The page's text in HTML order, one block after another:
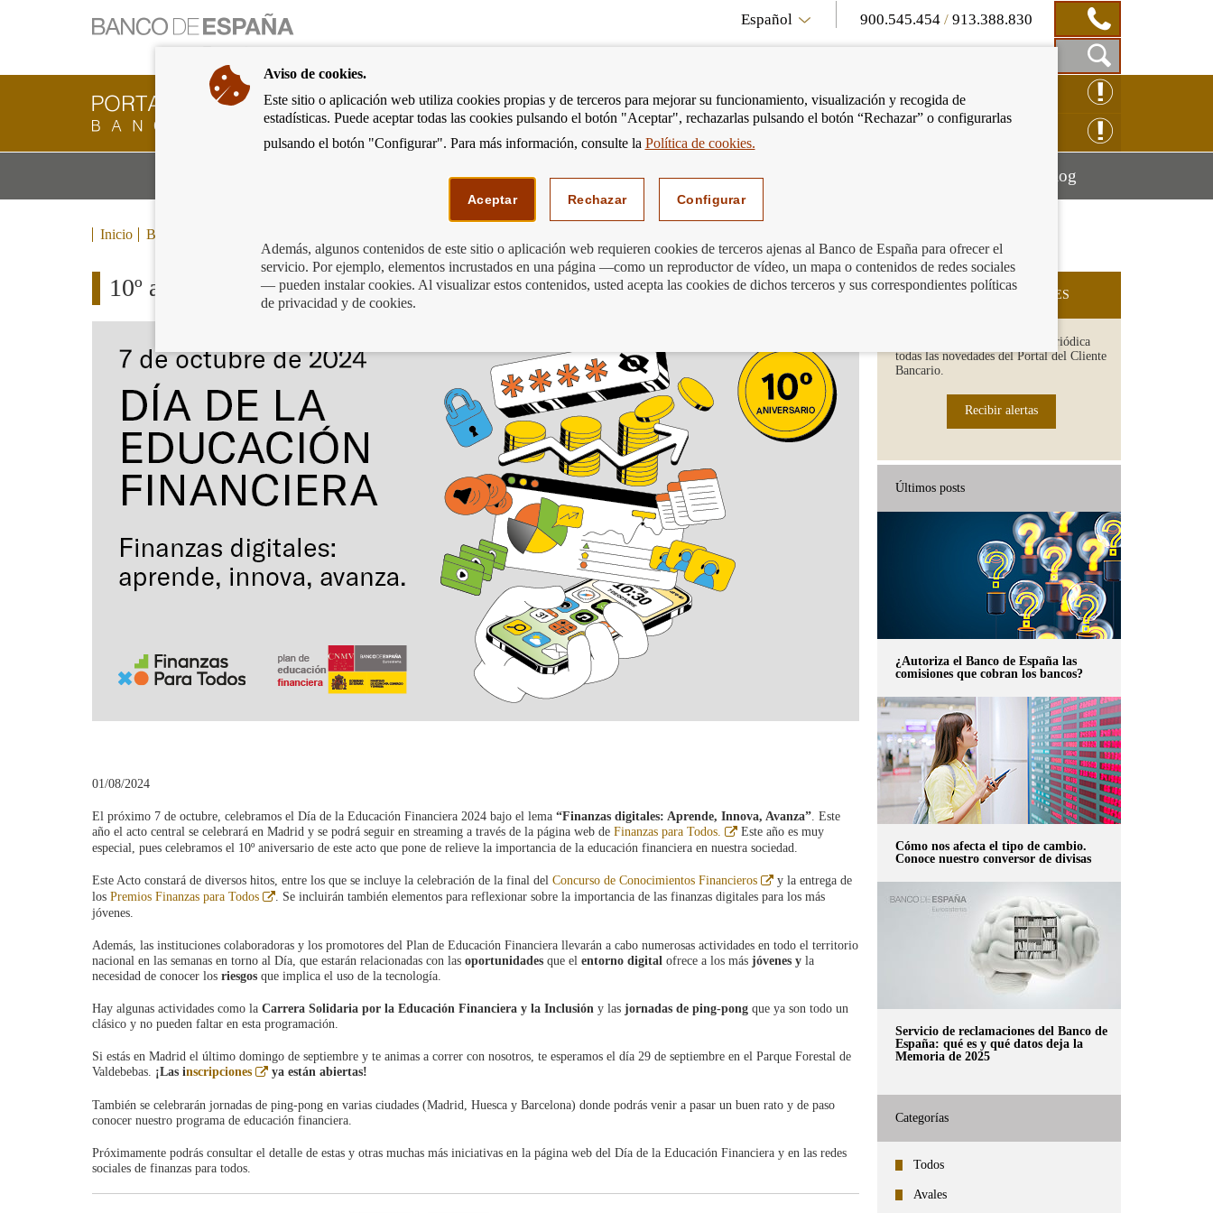
Ir
a
página
de
inicio
del
Español 900.545.454 /913.388.830
Mostrar
Caja
de
Búsqueda
Cliente
Bancario
Banco
ir
a
RECLAMACIÓN ONLINE
Podemos ayudarte Mostrar
menú
BlogMostrar
Inicio Blog
10º aniversario del Día de la Educación Financiera
01/08/2024
El próximo 7 de octubre, celebramos el Día de la Educación Financiera 2024 bajo el lema “Finanzas digitales: Aprende, Innova, Avanza”. Este
año el acto central se celebrará en Madrid y se podrá seguir en streaming a través de la página web de Finanzas para Todos.
Abre
en
ventana
Este año es muy
especial, pues celebramos el 10º aniversario de este acto que pone de relieve la importancia de la educación financiera en nuestra sociedad.
Este Acto constará de diversos hitos, entre los que se incluye la celebración de la final del Concurso de Conocimientos Financieros
Abre
en
ventana
y la entrega de
los Premios Finanzas para Todos
Abre
. Se incluirán también elementos para reflexionar sobre la importancia de las finanzas digitales para los más
jóvenes.
Además, las instituciones colaboradoras y los promotores del Plan de Educación Financiera llevarán a cabo numerosas actividades en todo el territorio
nacional en las semanas en torno al Día, que estarán relacionadas con las oportunidades que el entorno digital ofrece a los más jóvenes y la
necesidad de conocer los riesgos que implica el uso de la tecnología.
Hay algunas actividades como la Carrera Solidaria por la Educación Financiera y la Inclusión y las jornadas de ping-pong que ya son todo un
clásico y no pueden faltar en esta programación.
Si estás en Madrid el último domingo de septiembre y te animas a correr con nosotros, te esperamos el día 29 de septiembre en el Parque Forestal de
Valdebebas. ¡Las inscripciones
Abre
en
nueva
ya están abiertas!
También se celebrarán jornadas de ping-pong en varias ciudades (Madrid, Huesca y Barcelona) donde podrás venir a pasar un buen rato y de paso
conocer nuestro programa de educación financiera.
Próximamente podrás consultar el detalle de estas y otras muchas más iniciativas en la página web del Día de la Educación Financiera y en las redes
sociales de finanzas para todos.
SUSCRIPCIÓN A NOVEDADES
Recibe en tu email de forma periódica
todas las novedades del Portal del Cliente
Bancario.
Recibir alertas
Últimos posts
¿Autoriza el Banco de España las
comisiones que cobran los bancos?
Cómo nos afecta el tipo de cambio.
Conoce nuestro conversor de divisas
Servicio de reclamaciones del Banco de
España: qué es y qué datos deja la
Memoria de 2025
Categorías
Todos
Avales
Aviso de cookies.
Este sitio o aplicación web utiliza cookies propias y de terceros para mejorar su funcionamiento, visualización y recogida de
estadísticas. Puede aceptar todas las cookies pulsando el botón "Aceptar", rechazarlas pulsando el botón “Rechazar” o configurarlas
pulsando el botón "Configurar". Para más información, consulte la Política de cookies.
Aceptar Rechazar Configurar
Además, algunos contenidos de este sitio o aplicación web requieren cookies de terceros ajenas al Banco de España para ofrecer el
servicio. Por ejemplo, elementos incrustados en una página —como un reproductor de vídeo, un mapa o contenidos de redes sociales
— pueden instalar cookies. Al visualizar estos contenidos, usted acepta las cookies de dichos terceros y sus correspondientes políticas
de privacidad y de cookies.